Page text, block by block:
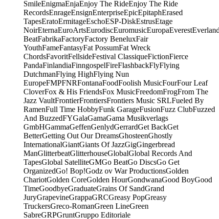
SmileEnigmaEnjaEnjoy The RideEnjoy The Ride
RecordsEnrageEnsignEnterpriseEpicEpitaphErased
TapesEratoErmitageEschoESP-DiskEstrusEtage
NoirEternaEuroArtsEurodiscEuromusicEuropaEverest
BeatFabrikaFactoryFactory BeneluxFair
YouthFameFantasyFat PossumFat Wreck
ChordsFavoritFellsideFestival ClassiqueFictionFierce
PandaFinlandiaFinngospelFireFlashbackFlyFlying
DutchmanFlying HighFlying Nun
EuropeFMPFNRFontanaFoodFoolish MusicFourFour Leaf
CloverFox & His FriendsFox MusicFreedomFrogFrom The
Jazz VaultFrontierFrontiersFrontiers Music SRLFueled By
RamenFull Time HobbyFunk GarageFusionFuzz ClubFuzzed
And BuzzedFYGalaGamaGama Musikverlags
GmbHGammaGeffenGenlydGerrardGet BackGet
BetterGetting Out Our DreamsGhosteenGhostly
InternationalGiantGiants Of JazzGigGingerbread
ManGlitterbeatGlitterhouseGlobalGlobal Records And
TapesGlobal SatelliteGMGo BeatGo DiscsGo Get
OrganizedGo! Bop!Godz ov War ProductionsGolden
ChariotGolden CoreGolden HourGondwanaGood BoyGood
TimeGoodbyeGraduateGrains Of SandGrand
JuryGrapevineGrappaGRCGreasy PopGreasy
TruckersGreco-RomanGreen LineGreen
SabreGRPGruntGruppo Editoriale